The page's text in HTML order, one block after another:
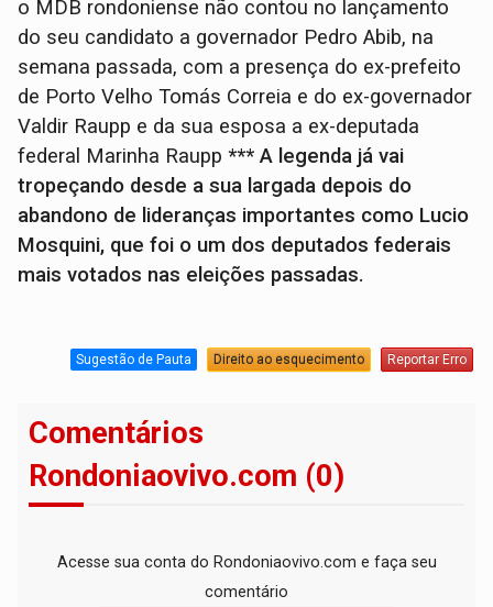
o MDB rondoniense não contou no lançamento
do seu candidato a governador Pedro Abib, na
semana passada, com a presença do ex-prefeito
de Porto Velho Tomás Correia e do ex-governador
Valdir Raupp e da sua esposa a ex-deputada
federal Marinha Raupp*** A legenda já vai
tropeçando desde a sua largada depois do
abandono de lideranças importantes como Lucio
Mosquini, que foi o um dos deputados federais
mais votados nas eleições passadas.
Sugestão de Pauta Direito ao esquecimento Reportar Erro
Comentários
Rondoniaovivo.com (0)
Acesse sua conta do Rondoniaovivo.com e faça seu
comentário